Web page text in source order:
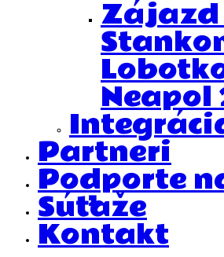
Zájazd
Partneri
Podporte
Súťaže
Kontakt